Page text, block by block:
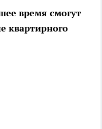
время смогут
квартирного